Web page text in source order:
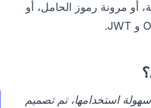
أو مرونة رموز الحامل، أو
استخدامها، تم تصميم